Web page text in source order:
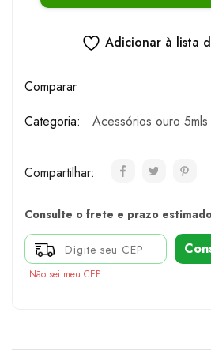
Adicionar à lista
Comparar
Categoria:
Acessórios ouro 5mls
Compartilhar:
Consulte o frete e prazo
Não sei meu CEP